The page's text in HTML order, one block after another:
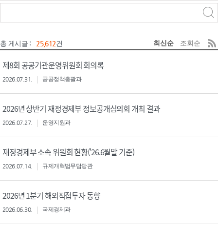
총 게시글 : 25,612건 최신순 조회순
제8회 공공기관운영위원회 회의록
2026.07.31. 공공정책총괄과
2026년 상반기 재정경제부 정보공개심의회 개최 결과
2026.07.27. 운영지원과
재정경제부 소속 위원회 현황('26.6월말 기준)
2026.07.14. 규제개혁법무담당관
2026년 1분기 해외직접투자 동향
2026.06.30. 국제경제과